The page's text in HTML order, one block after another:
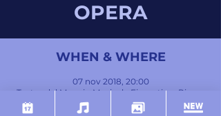
OPERA
WHEN & WHERE
07 nov 2018, 20:00
Teatro del Maggio Musicale Fiorentino, Piazza
Vittorio Gui, 1, 50144 Firenze FI, Italy